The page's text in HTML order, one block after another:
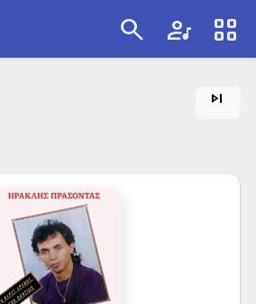
search artist view_cozy
skip_next